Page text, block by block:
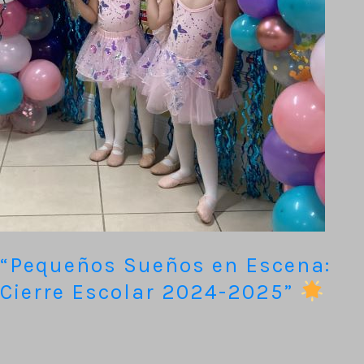
“Pequeños Sueños en Escena:
Cierre Escolar 2024-2025”
2024-
2025”